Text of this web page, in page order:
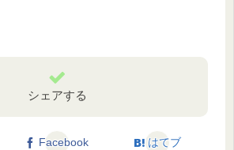
シェアする
Facebook はてブ